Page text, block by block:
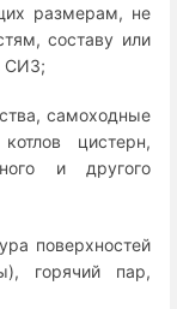
размерам, не
составу или
СИЗ;
самоходные
цистерн,
и другого
поверхностей
горячий пар,